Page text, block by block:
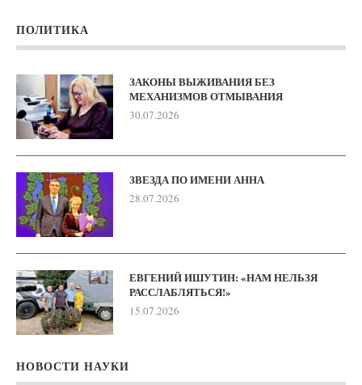
ПОЛИТИКА
ЗАКОНЫ ВЫЖИВАНИЯ БЕЗ
МЕХАНИЗМОВ ОТМЫВАНИЯ
30.07.2026
ЗВЕЗДА ПО ИМЕНИ АННА
28.07.2026
ЕВГЕНИЙ ИШУТИН: «НАМ НЕЛЬЗЯ
РАССЛАБЛЯТЬСЯ!»
15.07.2026
НОВОСТИ НАУКИ